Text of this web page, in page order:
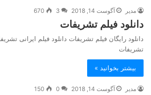
مدیر آگوست 14, 2018 3
670
دانلود فیلم تشریفات
دانلود رایگان فیلم تشریفات دانلود فیلم ایرانی
تشریفات
بیشتر بخوانید »
مدیر آگوست 14, 2018 0
150